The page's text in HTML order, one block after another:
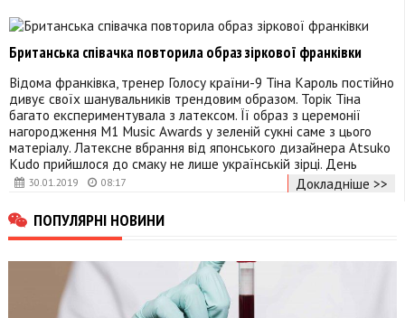
30.01.2019 08:17
Британська співачка повторила образ зіркової франківки
Відома франківка, тренер Голосу країни-9 Тіна Кароль постійно
дивує своїх шанувальників трендовим образом. Торік Тіна
багато експериментувала з латексом. Її образ з церемонії
нагородження M1 Music Awards у зеленій сукні саме з цього
матеріалу. Латексне вбрання від японського дизайнера Atsuko
Kudo прийшлося до смаку не лише українській зірці. День
Докладніше >>
ПОПУЛЯРНІ НОВИНИ